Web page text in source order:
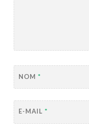
NOM *
E-MAIL *